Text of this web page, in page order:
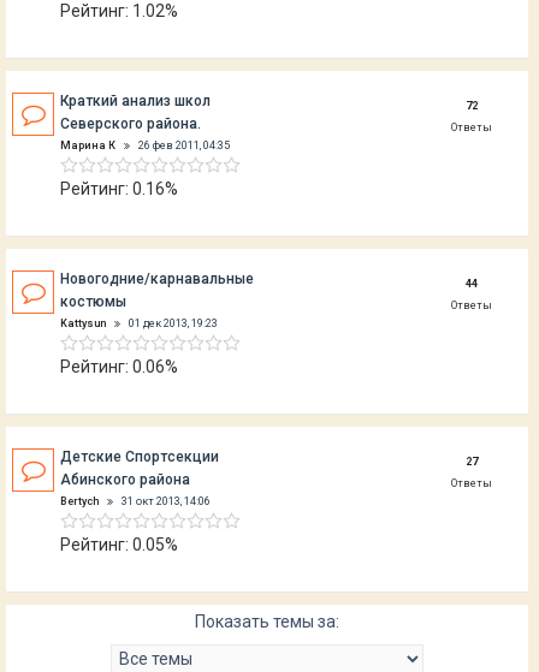
Рейтинг: 1.02%
Краткий анализ школ
Северского района.
Марина К 26 фев 2011, 04:35
Рейтинг: 0.16%
72
Ответы
Новогодние/карнавальные
костюмы
Kattysun 01 дек 2013, 19:23
Рейтинг: 0.06%
44
Ответы
Детские Спортсекции
Абинского района
Bertych 31 окт 2013, 14:06
Рейтинг: 0.05%
27
Ответы
Показать темы за: